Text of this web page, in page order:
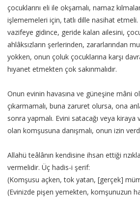
çocuklarını eli ile okşamalı, namaz
işlememeleri için, tatlı dille nasihat
vazifeye gidince, geride kalan ailesini,
ahlâksızların şerlerinden, zararlarından
yokken, onun çoluk çocuklarına karşı
hıyanet etmekten çok sakınmalıdır.
Onun evinin havasına ve güneşine mâni
çıkarmamalı, buna zaruret olursa, ona
sonra yapmalı. Evini satacağı veya
olan komşusuna danışmalı, onun izin
Allahü teâlânın kendisine ihsan ettiği
vermelidir. Üç hadis-i şerif:
(Komşusu açken, tok yatan, [gerçek]
(Evinizde pişen yemekten, komşunuzun